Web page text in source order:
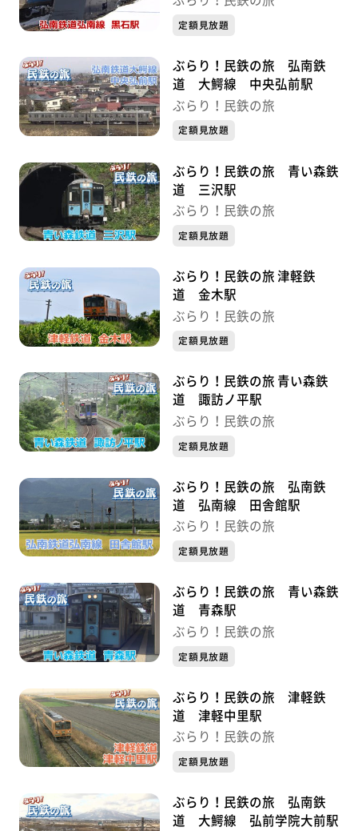
定額見放題
ぶらり！民鉄の旅 弘南鉄
道 大鰐線 中央弘前駅
ぶらり！民鉄の旅
定額見放題
ぶらり！民鉄の旅 青い森鉄
道 三沢駅
ぶらり！民鉄の旅
定額見放題
ぶらり！民鉄の旅 津軽鉄
道 金木駅
ぶらり！民鉄の旅
定額見放題
ぶらり！民鉄の旅 青い森鉄
道 諏訪ノ平駅
ぶらり！民鉄の旅
定額見放題
ぶらり！民鉄の旅 弘南鉄
道 弘南線 田舎館駅
ぶらり！民鉄の旅
定額見放題
ぶらり！民鉄の旅 青い森鉄
道 青森駅
ぶらり！民鉄の旅
定額見放題
ぶらり！民鉄の旅 津軽鉄
道 津軽中里駅
ぶらり！民鉄の旅
定額見放題
ぶらり！民鉄の旅 弘南鉄
道 大鰐線 弘前学院大前駅